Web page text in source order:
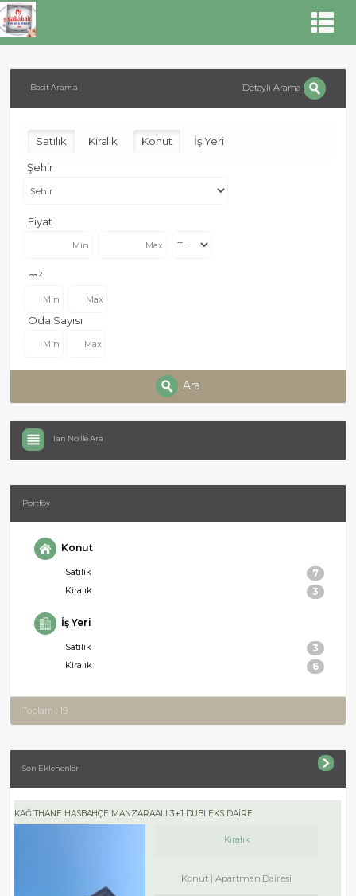
Basit Arama Detaylı Arama
Satılık Kiralık Konut İş Yeri
Şehir
Fiyat
m²
Oda Sayısı
Ara
İlan No İle Ara
Portföy
Konut
Satılık 7
Kiralık 3
İş Yeri
Satılık 3
Kiralık 6
Toplam : 19
Son Eklenenler
KAĞITHANE HASBAHÇE MANZARAALI 3+1 DUBLEKS DAİRE
Kiralık
Konut Apartman Dairesi